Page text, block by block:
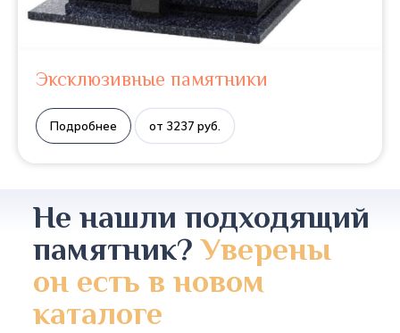
Эксклюзивные памятники
Подробнее от 3237 руб.
Не нашли подходящий
памятник?Уверены
он есть в новом
каталоге